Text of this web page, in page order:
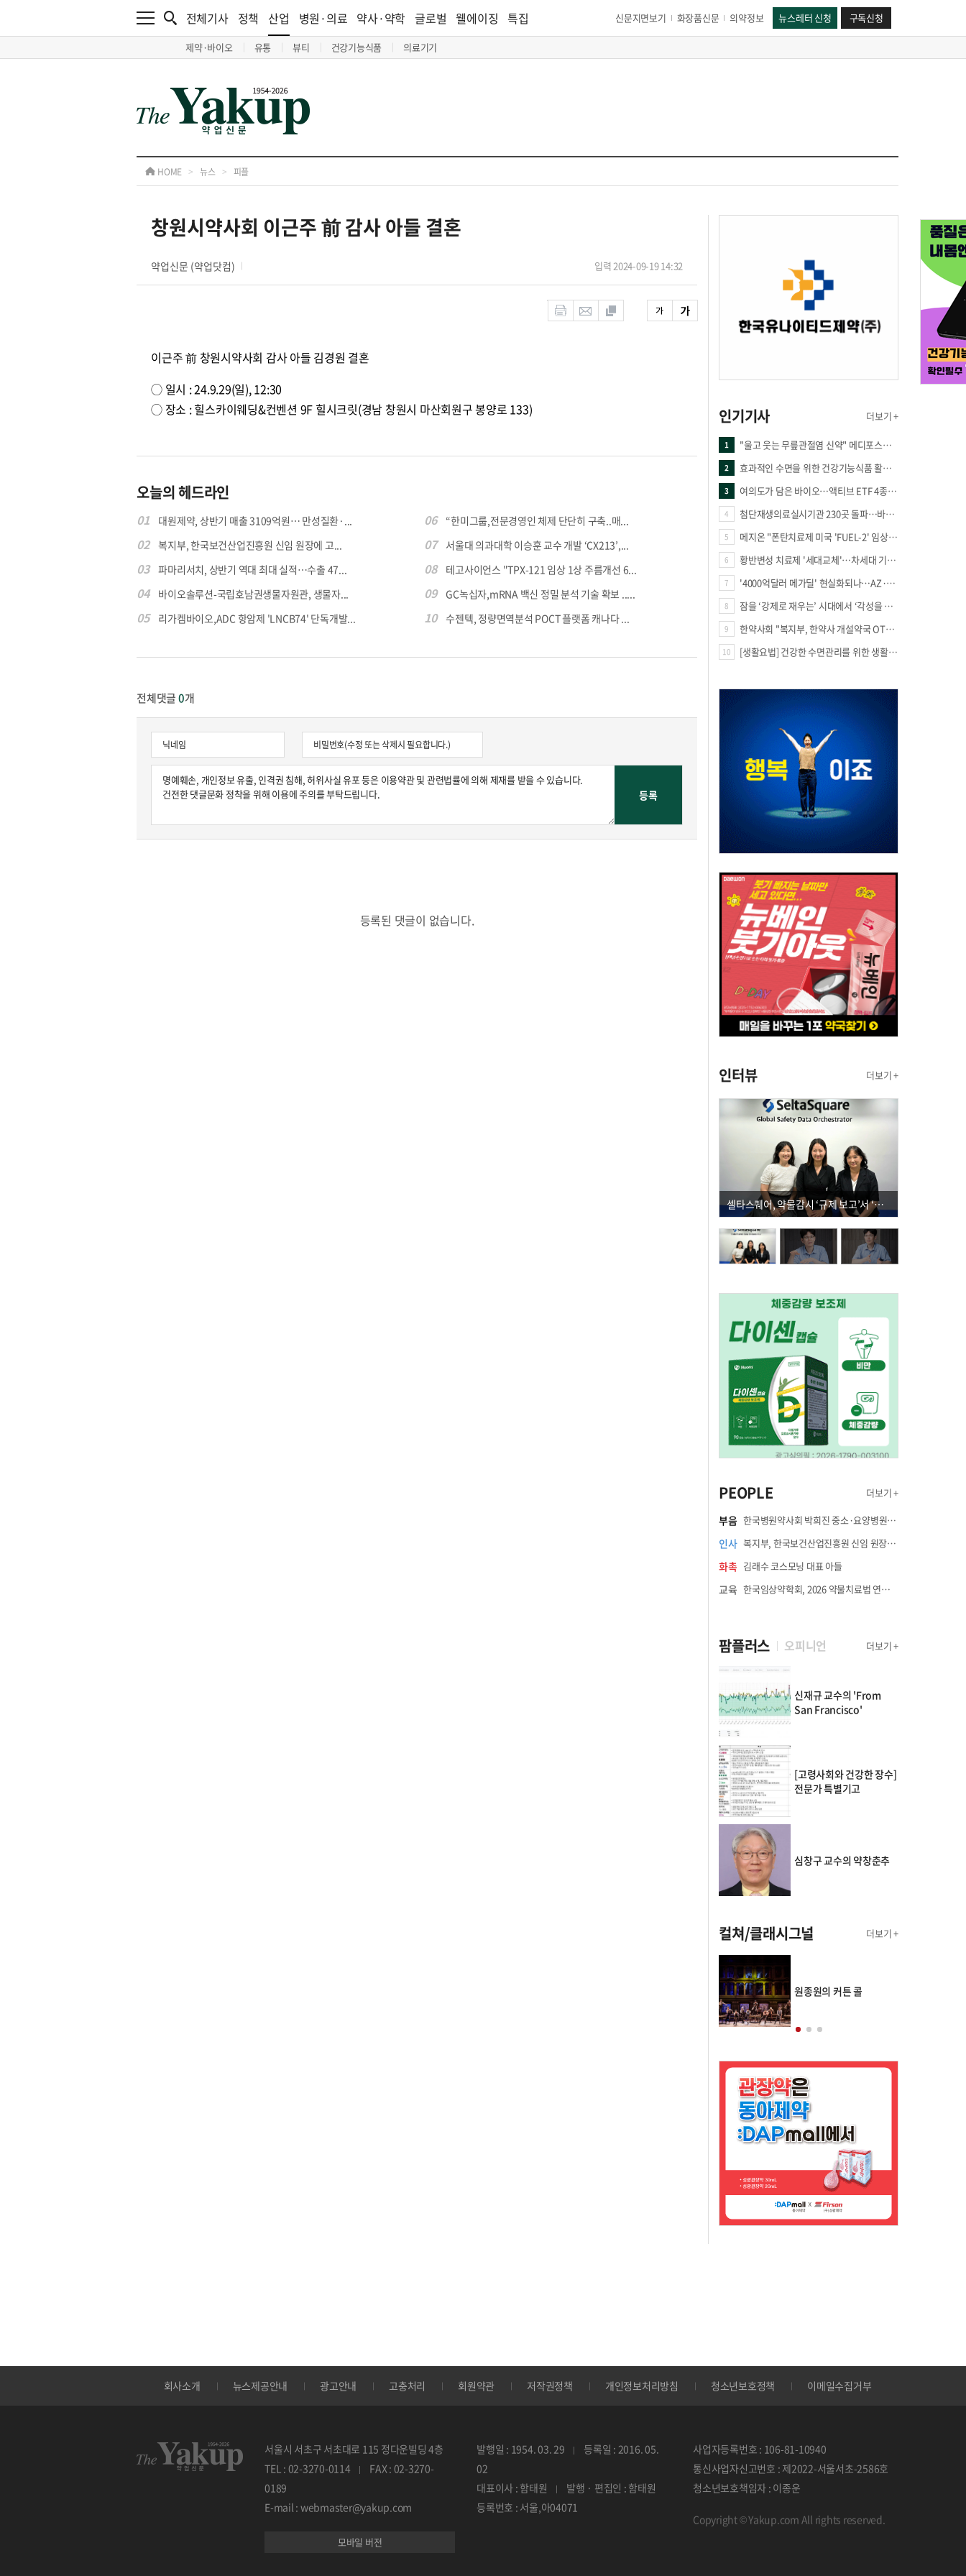
전체기사 정책 산업
제약·바이오 유통 뷰티 건강기능식품 의료기기
병원·의료 약사·약학 글로벌 웰에이징 특집 신문지면보기 화장품신문 의약정보 뉴스레터 신청 구독신청
HOME > 뉴스 > 피플
창원시약사회 이근주 前 감사 아들 결혼
약업신문 (약업닷컴) 입력 2024-09-19 14:32
이근주 前 창원시약사회 감사 아들 김경원 결혼
◯ 일시 : 24.9.29(일), 12:30
◯ 장소 : 힐스카이웨딩&컨벤션 9F 힐시크릿(경남 창원시 마산회원구 봉양로 133)
오늘의 헤드라인
01 대원제약, 상반기 매출 3109억원… 만성질환·...
02 복지부, 한국보건산업진흥원 신임 원장에 고...
03 파마리서치, 상반기 역대 최대 실적…수출 47...
04 바이오솔루션-국립호남권생물자원관, 생물자...
05 리가켐바이오,ADC 항암제 'LNCB74' 단독개발...
06 “한미그룹,전문경영인 체제 단단히 구축..매...
07 서울대 의과대학 이승훈 교수 개발 ‘CX213’,...
08 테고사이언스 "TPX-121 임상 1상 주름개선 6...
09 GC녹십자,mRNA 백신 정밀 분석 기술 확보 .....
10 수젠텍, 정량면역분석 POCT 플랫폼 캐나다 ...
전체댓글0개
등록된 댓글이 없습니다.
인기기사 더보기 +
1 "울고 웃는 무릎관절염 신약" 메디포스트·강스템·네이처셀 전진, 코오롱티슈진 반전 과제
2 효과적인 수면을 위한 건강기능식품 활용법
3 여의도가 담은 바이오…액티브 ETF 4종의 선택은
4 첨단재생의료실시기관 230곳 돌파…바이오 새 시장 꿈틀
5 메지온 "폰탄치료제 미국 'FUEL-2' 임상 프로토콜 영국 승인"
6 황반변성 치료제 '세대교체'…차세대 기전 경쟁 본격화
7 '4000억달러 메가딜' 현실화되나…AZ·BMS 합병설에 글로벌 제약업계 촉각
8 잠을 ‘강제로 재우는’ 시대에서 ‘각성을 낮추는’ 시대로
9 한약사회 "복지부, 한약사 개설약국 OTC 공급 방해 더는 방관 말아야"
10 [생활요법] 건강한 수면관리를 위한 생활요법
인터뷰 더보기 +
셀타스퀘어, 약물감시 ‘규제 보고’서 ‘데이터 의사결정’으로 "PVX 전환 요구 커진다"
PEOPLE 더보기 +
부음 한국병원약사회 박희진 중소·요양병원이사(충청북도 청주의료원 약제팀장) 부친상
인사 복지부, 한국보건산업진흥원 신임 원장에 고상백 교수 임명
화촉 김래수 코스모닝 대표 아들
교육 한국임상약학회, 2026 약물치료법 연수강좌 8월 21일 개최
팜플러스 오피니언 더보기 +
신재규 교수의 'From
San Francisco'
[고령사회와 건강한 장수]
전문가 특별기고
심창구 교수의 약창춘추
컬쳐/클래시그널 더보기 +
원종원의 커튼 콜
회사소개 뉴스제공안내 광고안내 고충처리 회원약관 저작권정책 개인정보처리방침 청소년보호정책 이메일수집거부
서울시 서초구 서초대로 115 정다운빌딩 4층
TEL : 02-3270-0114
FAX : 02-3270-
0189
E-mail : webmaster@yakup.com
모바일 버전
발행일 : 1954. 03. 29
등록일 : 2016. 05.
02
대표이사 : 함태원
발행 · 편집인 : 함태원
등록번호 : 서울,아04071
사업자등록번호 : 106-81-10940
통신사업자신고번호 : 제2022-서울서초-2586호
청소년보호책임자 : 이종운
Copyright © Yakup.com All rights reserved.